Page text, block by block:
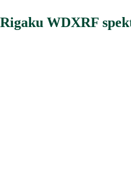
Rigaku WDXRF